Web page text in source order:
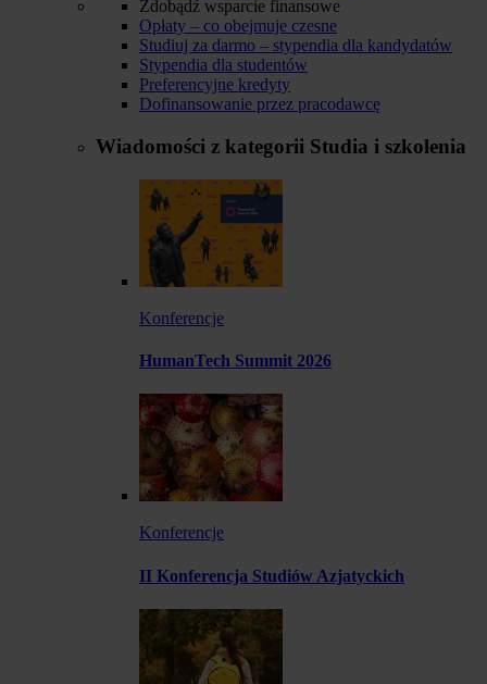
Zdobądź wsparcie finansowe
Opłaty – co obejmuje czesne
Studiuj za darmo – stypendia dla kandydatów
Stypendia dla studentów
Preferencyjne kredyty
Dofinansowanie przez pracodawcę
Wiadomości z kategorii Studia i szkolenia
Konferencje
HumanTech Summit 2026
Konferencje
II Konferencja Studiów Azjatyckich